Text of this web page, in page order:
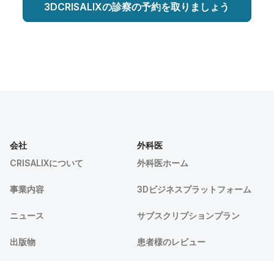
3DCRISALIXの診察の予約を取りましょう
会社
CRISALIXについて
事業内容
ニュース
出版物
外科医
外科医ホーム
3Dビジネスプラットフォーム
サブスクリプションプラン
患者様のレビュー